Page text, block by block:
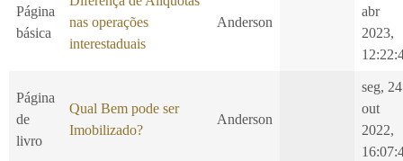
Página
básica
nas operações
interestaduais
Anderson
abr
2023,
Página
de
livro
Qual Bem pode ser
Imobilizado?
Anderson
seg, 24
out
2022,